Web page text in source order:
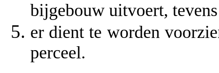
bijgebouw uitvoert,
er dient te worden
perceel.